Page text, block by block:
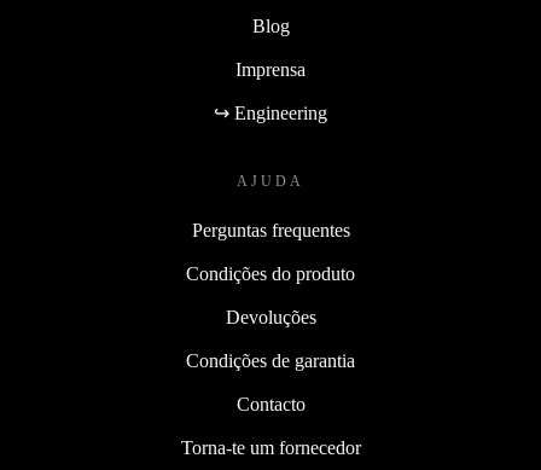
Blog
Imprensa
↪ Engineering
AJUDA
Perguntas frequentes
Condições do produto
Devoluções
Condições de garantia
Contacto
Torna-te um fornecedor